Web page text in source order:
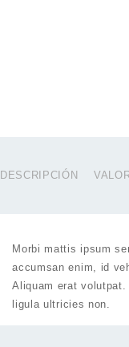
DESCRIPCIÓN
Morbi mattis ipsum
accumsan enim, id
Aliquam erat
ligula ultricies non.